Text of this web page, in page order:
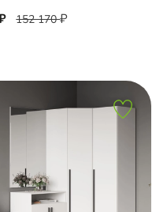
152 170